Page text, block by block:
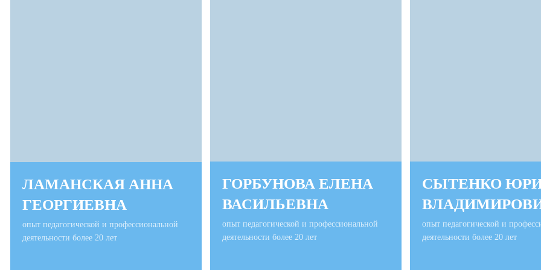
ЛАМАНСКАЯ АННА
ГЕОРГИЕВНА
опыт педагогической и профессиональной
деятельности более 20 лет
ГОРБУНОВА ЕЛЕНА
ВАСИЛЬЕВНА
опыт педагогической и профессиональной
деятельности более 20 лет
СЫТЕНКО
опыт педагогической и
деятельности более 20 лет